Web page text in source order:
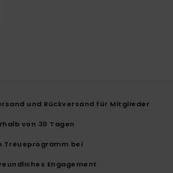
und Rückversand für Mitglieder
von 30 Tagen
Treueprogramm bei
Engagement